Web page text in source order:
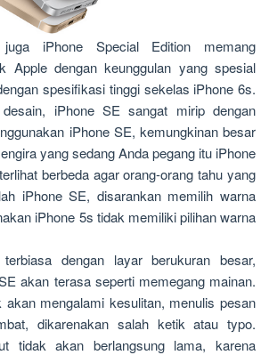
iPhone Special Edition memang
Apple dengan keunggulan yang spesial
spesifikasi tinggi sekelas iPhone 6s.
iPhone SE sangat mirip dengan
iPhone SE, kemungkinan besar
yang sedang Anda pegang itu iPhone
berbeda agar orang-orang tahu yang
iPhone SE, disarankan memilih warna
iPhone 5s tidak memiliki pilihan warna
dengan layar berukuran besar,
akan terasa seperti memegang mainan.
akan mengalami kesulitan, menulis pesan
dikarenakan salah ketik atau typo.
tidak akan berlangsung lama, karena